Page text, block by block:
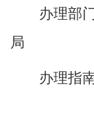
办理部
局
办理指